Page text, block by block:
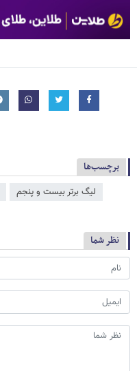
برچسب‌ها
لیگ برتر بیست و پنجم
نظر شما